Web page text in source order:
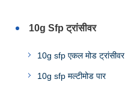
10g Sfp ट्रांसीवर
10g sfp एकल मोड ट्रांसीवर
10g sfp मल्टीमोड पार